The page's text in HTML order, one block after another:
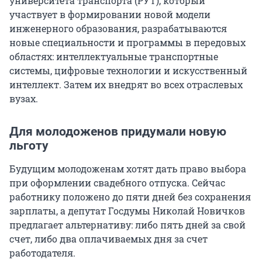
участвует в формировании новой модели
инженерного образования, разрабатываются
новые специальности и программы в передовых
областях: интеллектуальные транспортные
системы, цифровые технологии и искусственный
интеллект. Затем их внедрят во всех отраслевых
вузах.
Для молодоженов придумали новую
льготу
Будущим молодоженам хотят дать право выбора
при оформлении свадебного отпуска. Сейчас
работнику положено до пяти дней без сохранения
зарплаты, а депутат Госдумы Николай Новичков
предлагает альтернативу: либо пять дней за свой
счет, либо два оплачиваемых дня за счет
работодателя.